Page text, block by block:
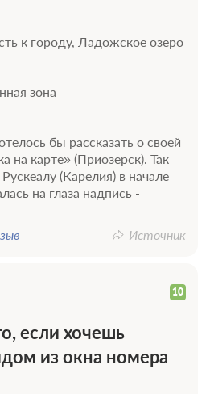
к городу, Ладожское озеро
зона
бы рассказать о своей
на карте» (Приозерск). Так
(Карелия) в начале
на глаза надпись -
Источник
10
если хочешь
из окна номера